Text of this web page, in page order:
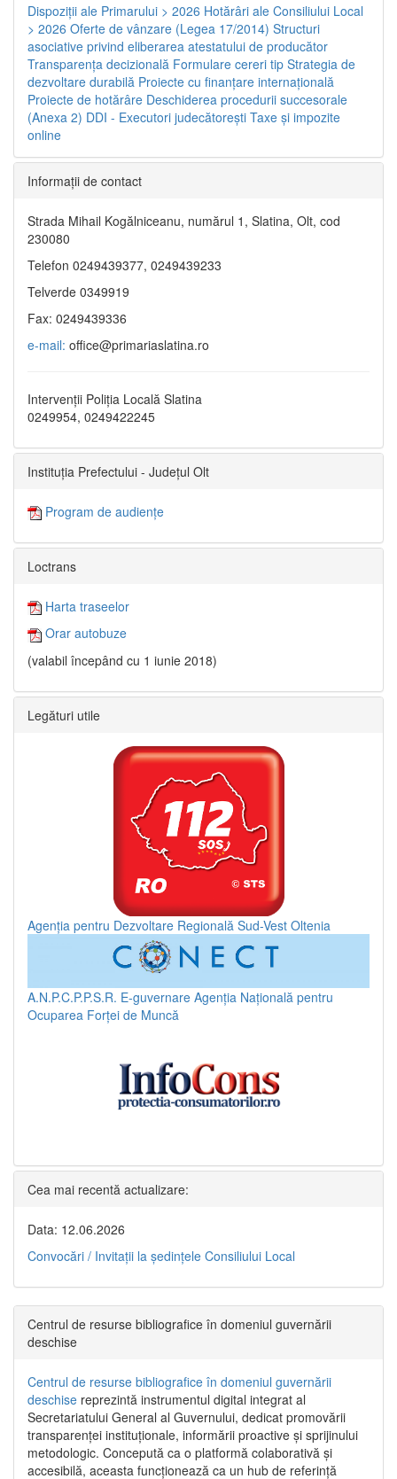
Dispoziţii ale Primarului > 2026 Hotărâri ale Consiliului Local
> 2026 Oferte de vânzare (Legea 17/2014) Structuri
asociative privind eliberarea atestatului de producător
Transparenţa decizională Formulare cereri tip Strategia de
dezvoltare durabilă Proiecte cu finanţare internaţională
Proiecte de hotărâre Deschiderea procedurii succesorale
(Anexa 2) DDI - Executori judecătorești Taxe şi impozite
online
Informaţii de contact
Strada Mihail Kogălniceanu, numărul 1, Slatina, Olt, cod
230080
Telefon 0249439377, 0249439233
Telverde 0349919
Fax: 0249439336
e-mail: office@primariaslatina.ro
Intervenții Poliția Locală Slatina
0249954, 0249422245
Instituția Prefectului - Județul Olt
Program de audiențe
Loctrans
Harta traseelor
Orar autobuze
(valabil începând cu 1 iunie 2018)
Legături utile
Agenția pentru Dezvoltare Regională Sud-Vest Oltenia
A.N.P.C.P.P.S.R. E-guvernare Agenția Națională pentru
Ocuparea Forței de Muncă
Cea mai recentă actualizare:
Data: 12.06.2026
Convocări / Invitaţii la şedinţele Consiliului Local
Centrul de resurse bibliografice în domeniul guvernării
deschise
Centrul de resurse bibliografice în domeniul guvernării
deschise reprezintă instrumentul digital integrat al
Secretariatului General al Guvernului, dedicat promovării
transparenței instituționale, informării proactive și sprijinului
metodologic. Concepută ca o platformă colaborativă și
accesibilă, aceasta funcționează ca un hub de referință